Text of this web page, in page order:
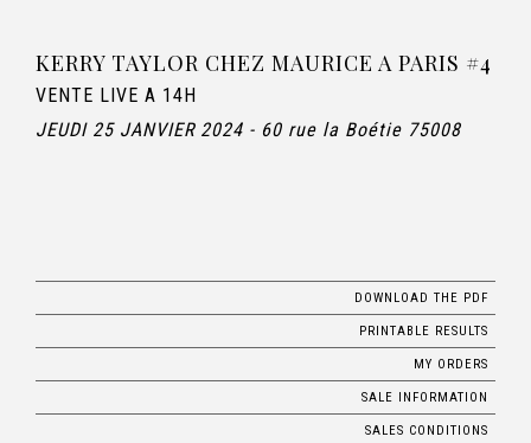
KERRY TAYLOR CHEZ MAURICE A PARIS #4
VENTE LIVE A 14H
JEUDI 25 JANVIER 2024 - 60 rue la Boétie 75008
DOWNLOAD THE PDF
PRINTABLE RESULTS
MY ORDERS
SALE INFORMATION
SALES CONDITIONS